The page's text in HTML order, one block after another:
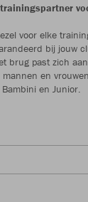
voor elke
bij jouw
brug past zich
en
en Junior.